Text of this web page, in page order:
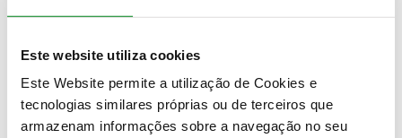
Este website utiliza cookies
Este Website permite a utilização de Cookies e
tecnologias similares próprias ou de terceiros que
armazenam informações sobre a navegação no seu
nos novos episódios da série de programas do